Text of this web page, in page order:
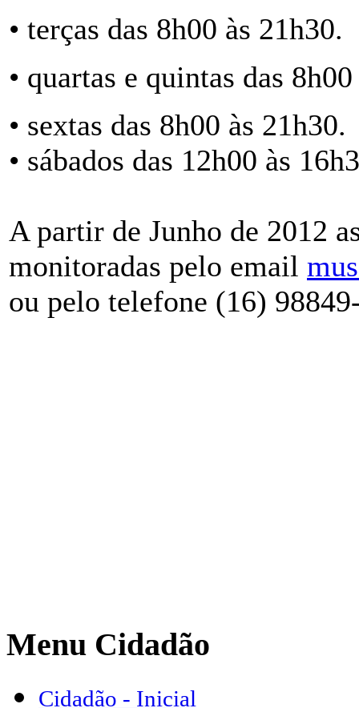
• terças das 8h00 às 21h30.
• quartas e quintas das
• sextas das 8h00 às 21h30.
• sábados das 12h00 às
A partir de Junho de 2012
monitoradas pelo email
ou pelo telefone (16)
Menu Cidadão
Cidadão - Inicial